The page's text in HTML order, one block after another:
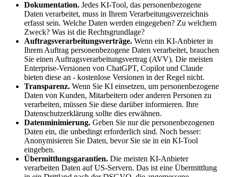
Dokumentation. Jedes KI-Tool, das personenbezogene
Daten verarbeitet, muss in Ihrem Verarbeitungsverzeichnis
erfasst sein. Welche Daten werden eingegeben? Zu welchem
Zweck? Was ist die Rechtsgrundlage?
Auftragsverarbeitungsverträge. Wenn ein KI-Anbieter in
Ihrem Auftrag personenbezogene Daten verarbeitet, brauchen
Sie einen Auftragsverarbeitungsvertrag (AVV). Die meisten
Enterprise-Versionen von ChatGPT, Copilot und Claude
bieten diese an - kostenlose Versionen in der Regel nicht.
Transparenz. Wenn Sie KI einsetzen, um personenbezogene
Daten von Kunden, Mitarbeitern oder anderen Personen zu
verarbeiten, müssen Sie diese darüber informieren. Ihre
Datenschutzerklärung sollte dies erwähnen.
Datenminimierung. Geben Sie nur die personenbezogenen
Daten ein, die unbedingt erforderlich sind. Noch besser:
Anonymisieren Sie Daten, bevor Sie sie in ein KI-Tool
eingeben.
Übermittlungsgarantien. Die meisten KI-Anbieter
verarbeiten Daten auf US-Servern. Das ist eine Übermittlung